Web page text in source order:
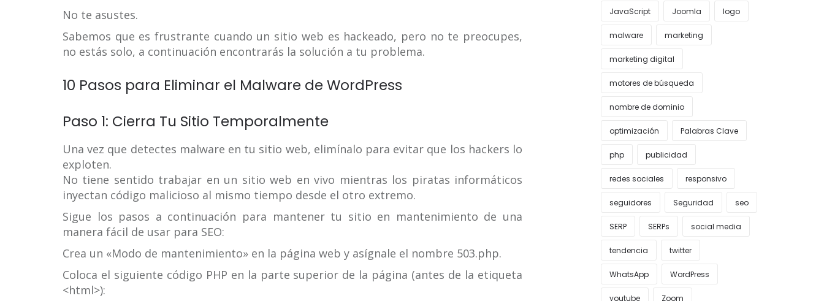
No te asustes.
Sabemos que es frustrante cuando un sitio web es hackeado, pero no te preocupes,
no estás solo, a continuación encontrarás la solución a tu problema.
10 Pasos para Eliminar el Malware de WordPress
Paso 1: Cierra Tu Sitio Temporalmente
Una vez que detectes malware en tu sitio web, elimínalo para evitar que los hackers lo
exploten.
No tiene sentido trabajar en un sitio web en vivo mientras los piratas informáticos
inyectan código malicioso al mismo tiempo desde el otro extremo.
Sigue los pasos a continuación para mantener tu sitio en mantenimiento de una
manera fácil de usar para SEO:
Crea un «Modo de mantenimiento» en la página web y asígnale el nombre 503.php.
Coloca el siguiente código PHP en la parte superior de la página (antes de la etiqueta
<html>):
JavaScript Joomla logo
malware marketing
marketing digital
motores de búsqueda
nombre de dominio
optimización Palabras Clave
php publicidad
redes sociales responsivo
seguidores Seguridad seo
SERP SERPs social media
tendencia twitter
WhatsApp WordPress
youtube Zoom